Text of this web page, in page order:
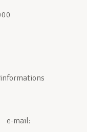
e-mail: